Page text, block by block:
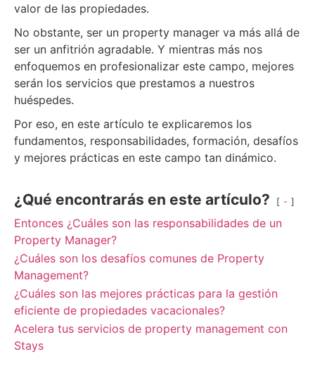
valor de las propiedades.
No obstante, ser un property manager va más allá de
ser un anfitrión agradable. Y mientras más nos
enfoquemos en profesionalizar este campo, mejores
serán los servicios que prestamos a nuestros
huéspedes.
Por eso, en este artículo te explicaremos los
fundamentos, responsabilidades, formación, desafíos
y mejores prácticas en este campo tan dinámico.
¿Qué encontrarás en este artículo? -
Entonces ¿Cuáles son las responsabilidades de un
Property Manager?
¿Cuáles son los desafíos comunes de Property
Management?
¿Cuáles son las mejores prácticas para la gestión
eficiente de propiedades vacacionales?
Acelera tus servicios de property management con
Stays